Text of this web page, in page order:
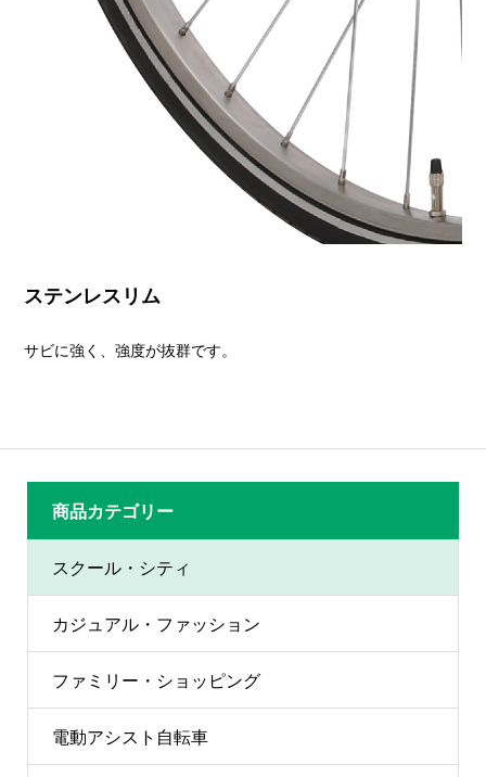
ステンレスリム
サビに強く、強度が抜群です。
商品カテゴリー
スクール・シティ
カジュアル・ファッション
ファミリー・ショッピング
電動アシスト自転車